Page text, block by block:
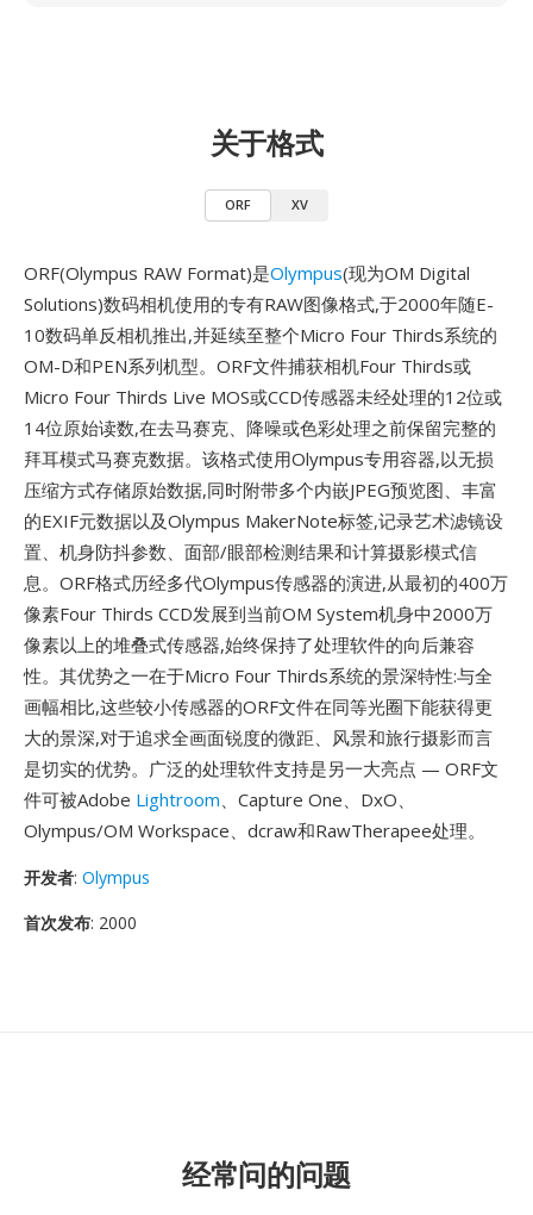
关于格式
ORF XV
ORF(Olympus RAW Format)是Olympus(现为OM Digital
Solutions)数码相机使用的专有RAW图像格式,于2000年随E-
10数码单反相机推出,并延续至整个Micro Four Thirds系统的
OM-D和PEN系列机型。ORF文件捕获相机Four Thirds或
Micro Four Thirds Live MOS或CCD传感器未经处理的12位或
14位原始读数,在去马赛克、降噪或色彩处理之前保留完整的
拜耳模式马赛克数据。该格式使用Olympus专用容器,以无损
压缩方式存储原始数据,同时附带多个内嵌JPEG预览图、丰富
的EXIF元数据以及Olympus MakerNote标签,记录艺术滤镜设
置、机身防抖参数、面部/眼部检测结果和计算摄影模式信
息。ORF格式历经多代Olympus传感器的演进,从最初的400万
像素Four Thirds CCD发展到当前OM System机身中2000万
像素以上的堆叠式传感器,始终保持了处理软件的向后兼容
性。其优势之一在于Micro Four Thirds系统的景深特性:与全
画幅相比,这些较小传感器的ORF文件在同等光圈下能获得更
大的景深,对于追求全画面锐度的微距、风景和旅行摄影而言
是切实的优势。广泛的处理软件支持是另一大亮点 — ORF文
件可被Adobe Lightroom、Capture One、DxO、
Olympus/OM Workspace、dcraw和RawTherapee处理。
开发者: Olympus
首次发布: 2000
经常问的问题